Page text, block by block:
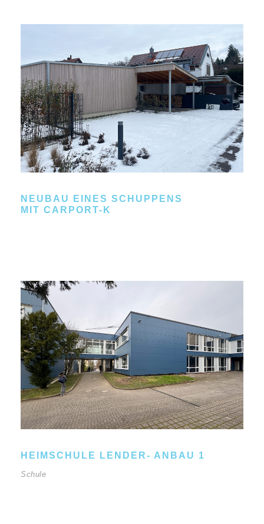
NEUBAU EINES SCHUPPENS
MIT CARPORT-K
HEIMSCHULE LENDER- ANBAU 1
Schule